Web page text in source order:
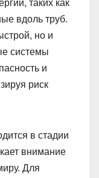
таких как
вдоль труб.
но и
системы
и
риск
в стадии
внимание
Для